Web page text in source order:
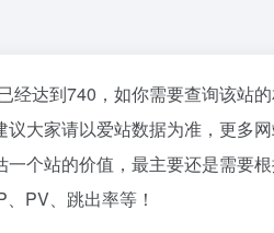
经达到740，如你需要查询该站
议大家请以爱站数据为准，更多
一个站的价值，最主要还是需要
PV、跳出率等！